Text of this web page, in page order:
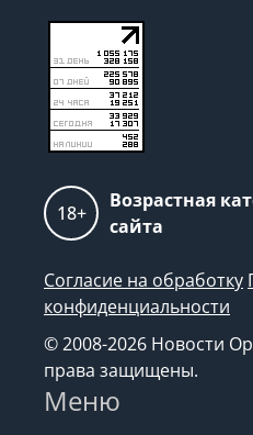
18+
Возрастная
сайта
Согласие на обработку
конфиденциальности
© 2008-2026 Новости
права защищены.
Меню